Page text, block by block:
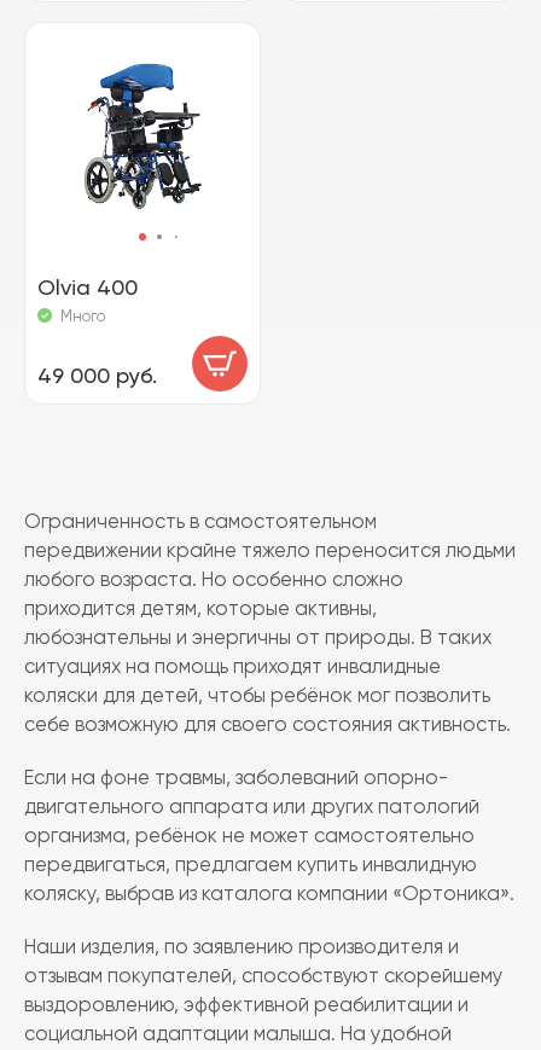
Olvia 400
Много
49 000 руб.
Ограниченность в самостоятельном
передвижении крайне тяжело переносится людьми
любого возраста. Но особенно сложно
приходится детям, которые активны,
любознательны и энергичны от природы. В таких
ситуациях на помощь приходят инвалидные
коляски для детей, чтобы ребёнок мог позволить
себе возможную для своего состояния активность.
Если на фоне травмы, заболеваний опорно-
двигательного аппарата или других патологий
организма, ребёнок не может самостоятельно
передвигаться, предлагаем купить инвалидную
коляску, выбрав из каталога компании «Ортоника».
Наши изделия, по заявлению производителя и
отзывам покупателей, способствуют скорейшему
выздоровлению, эффективной реабилитации и
социальной адаптации малыша. На удобной